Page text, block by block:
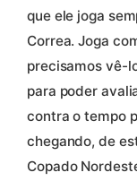
que ele joga
Correa. Joga
precisamos vê-
para poder
contra o tempo
chegando, de
Copado